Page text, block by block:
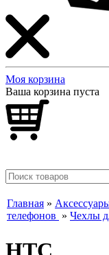
Моя корзина
Ваша корзина пуста
Главная »
телефонов » Чехлы